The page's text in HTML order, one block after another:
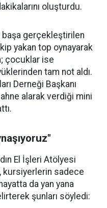
oluşturdu.
başa gerçekleştirilen
yakan top oynayarak
çocuklar ise
tam not aldı.
Derneği Başkanı
alarak verdiği mini
El İşleri Atölyesi
, kursiyerlerin sadece
da yan yana
şunları söyledi: